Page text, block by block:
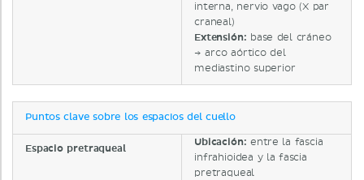
interna, nervio vago (X par
craneal)
Extensión: base del cráneo
→ arco aórtico del
mediastino superior
Puntos clave sobre los espacios del cuello
Espacio pretraqueal
Ubicación: entre la fascia
infrahioidea y la fascia
pretraqueal